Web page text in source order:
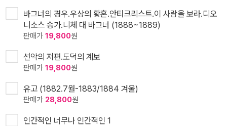
바그너의 경우.우상의 황혼.안티크리스트.이 사람을 보라.디오
니소스 송가.니체 대 바그너 (1888~1889)
판매가 19,800원
선악의 저편.도덕의 계보
판매가 19,800원
유고 (1882.7월-1883/1884 겨울)
판매가 28,800원
인간적인 너무나 인간적인 1